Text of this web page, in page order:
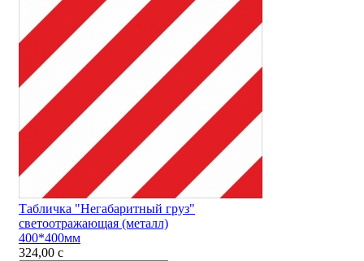
Табличка "Негабаритный груз"
светоотражающая (металл)
400*400мм
324,00 c